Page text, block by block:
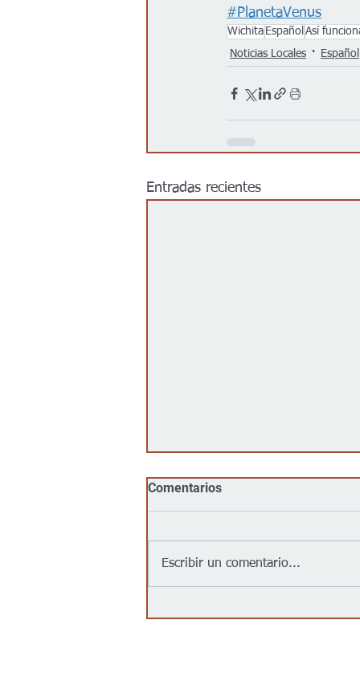
#PlanetaVenus
Wichita Español Así
Noticias Locales
Español
Entradas recientes
Comentarios
Escribir un comentario...